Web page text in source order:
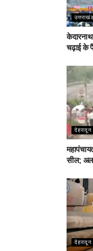
चढ़ाई के
देहरादून
सील;
देहरादून